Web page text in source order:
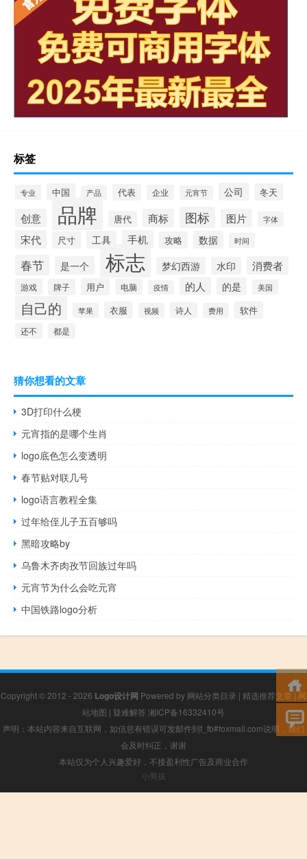
标签
专业 中国 产品 代表 企业 元宵节 公司 冬天
创意 品牌 唐代 商标 图标 图片 字体
宋代 尺寸 工具 手机 攻略 数据 时间
春节 是一个 标志 梦幻西游 水印 消费者
游戏 牌子 用户 电脑 疫情 的人 的是 美国
自己的 苹果 衣服 视频 诗人 费用 软件
还不 都是
猜你想看的文章
3D打印什么梗
元宵指的是哪个生肖
logo底色怎么变透明
春节贴对联几号
logo语言教程全集
过年给侄儿子五百够吗
黑暗攻略by
乌鲁木齐肉孜节回族过年吗
元宵节为什么会吃元宵
中国铁路logo分析
Copyright © 2012 - 2026 Logo设计网 Powered by 网站分类目录 | 精选推荐文章|网
站地图 | 疑难解答 湘ICP备16332410号
声明：本站内容来自互联网，如信息有错误可发邮件到f_fb#foxmail.com说明，我们
会及时纠正，谢谢
本站仅为个人兴趣爱好，不接盈利性广告及商业合作
小男孩